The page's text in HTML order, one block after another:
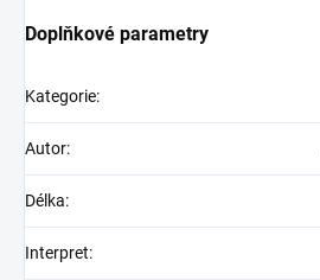
Doplňkové parametry
Kategorie:
Autor:
Délka:
Interpret: